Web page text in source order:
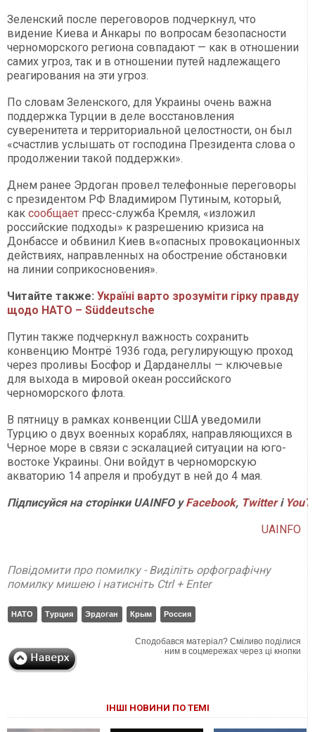
Зеленский после переговоров подчеркнул, что
видение Киева и Анкары по вопросам безопасности
черноморского региона совпадают — как в отношении
самих угроз, так и в отношении путей надлежащего
реагирования на эти угроз.
По словам Зеленского, для Украины очень важна
поддержка Турции в деле восстановления
суверенитета и территориальной целостности, он был
«счастлив услышать от господина Президента слова о
продолжении такой поддержки».
Днем ранее Эрдоган провел телефонные переговоры
с президентом РФ Владимиром Путиным, который,
как сообщает пресс-служба Кремля, «изложил
российские подходы» к разрешению кризиса на
Донбассе и обвинил Киев в«опасных провокационных
действиях, направленных на обострение обстановки
на линии соприкосновения».
Читайте также: Україні варто зрозуміти гірку правду
щодо НАТО – Süddeutsche
Путин также подчеркнул важность сохранить
конвенцию Монтрё 1936 года, регулирующую проход
через проливы Босфор и Дарданеллы — ключевые
для выхода в мировой океан российского
черноморского флота.
В пятницу в рамках конвенции США уведомили
Турцию о двух военных кораблях, направляющихся в
Черное море в связи с эскалацией ситуации на юго-
востоке Украины. Они войдут в черноморскую
акваторию 14 апреля и пробудут в ней до 4 мая.
Підписуйся на сторінки UAINFO уFacebook, Twitterі
UAINFO
Повідомити про помилку - Виділіть орфографічну
помилку мишею і натисніть Ctrl + Enter
НАТО Турция Эрдоган Крым Россия
Сподобався матеріал? Сміливо поділися
ним в соцмережах через ці кнопки
ІНШІ НОВИНИ ПО ТЕМІ